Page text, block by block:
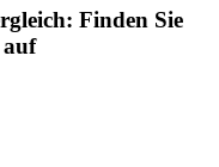
Finden Sie
auf